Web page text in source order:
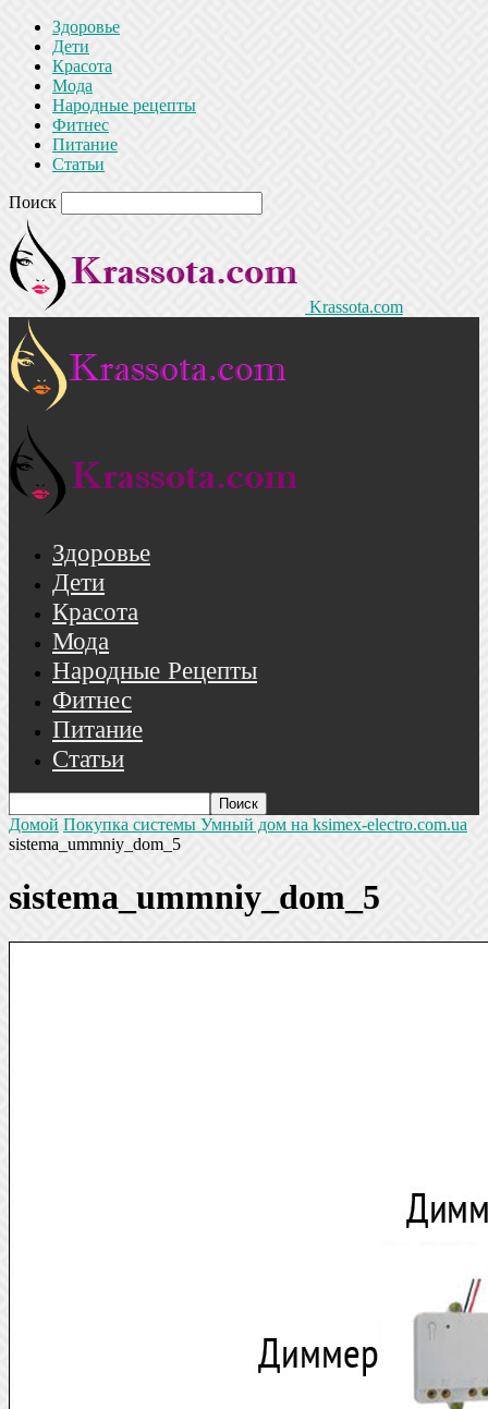
Здоровье
Дети
Красота
Мода
Народные рецепты
Фитнес
Питание
Статьи
Поиск
Krassota.com
Здоровье
Дети
Красота
Мода
Народные Рецепты
Фитнес
Питание
Статьи
Домой Покупка системы Умный дом на ksimex-electro.com.ua
sistema_ummniy_dom_5
sistema_ummniy_dom_5